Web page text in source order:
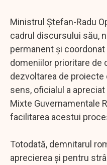
Ministrul Ştefan-Radu
cadrul discursului său,
permanent şi
domeniilor prioritare de
dezvoltarea de
sens, oficialul a
Mixte Guvernamentale
facilitarea acestui
Totodată, demnitarul
aprecierea şi pentru